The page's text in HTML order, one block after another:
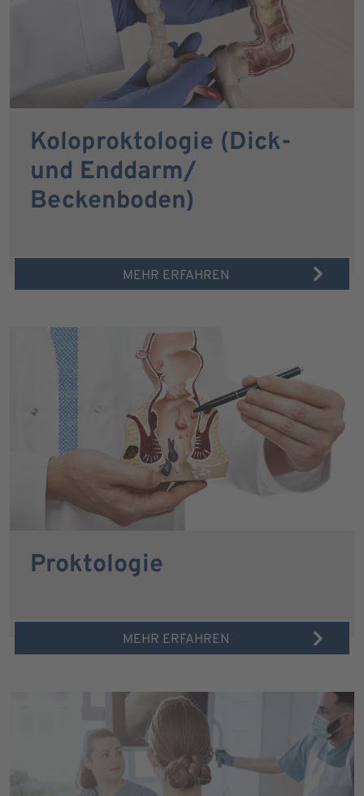
Koloproktologie (Dick-
und Enddarm/
Beckenboden)
MEHR ERFAHREN
Proktologie
MEHR ERFAHREN